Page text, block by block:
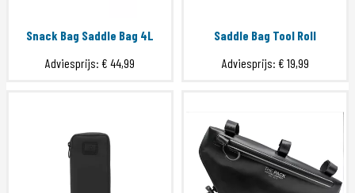
Snack Bag Saddle Bag 4L
Adviesprijs: € 44,99
Saddle Bag Tool Roll
Adviesprijs: € 19,99